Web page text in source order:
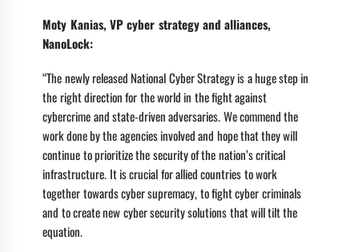
Moty Kanias, VP cyber strategy and alliances,
NanoLock:
“The newly released National Cyber Strategy is a huge step in
the right direction for the world in the fight against
cybercrime and state-driven adversaries. We commend the
work done by the agencies involved and hope that they will
continue to prioritize the security of the nation’s critical
infrastructure. It is crucial for allied countries to work
together towards cyber supremacy, to fight cyber criminals
and to create new cyber security solutions that will tilt the
equation.